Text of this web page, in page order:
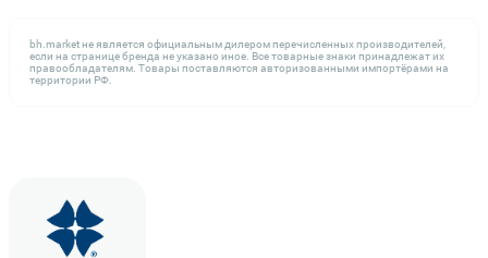
bh.market не является официальным дилером перечисленных производителей,
если на странице бренда не указано иное. Все товарные знаки принадлежат их
правообладателям. Товары поставляются авторизованными импортёрами на
территории РФ.